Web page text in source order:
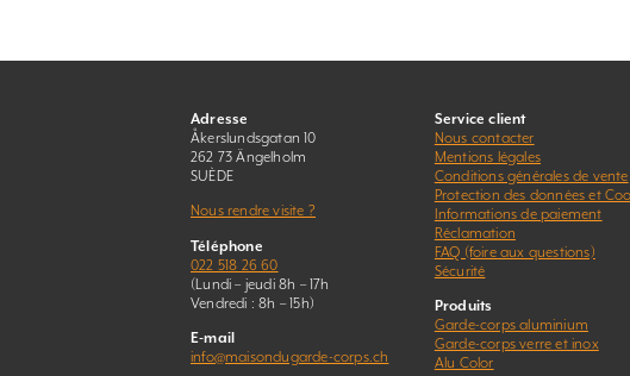
Adresse
Åkerslundsgatan 10
262 73 Ängelholm
SUÈDE
Nous rendre visite ?
Téléphone
022 518 26 60
(Lundi – jeudi 8h – 17h
Vendredi : 8h – 15h)
E-mail
info@maisondugarde-corps.ch
Service client
Nous contacter
Mentions légales
Conditions générales de vente
Protection des données et
Informations de paiement
Réclamation
FAQ (foire aux questions)
Sécurité
Produits
Garde-corps aluminium
Garde-corps verre et inox
Alu Color